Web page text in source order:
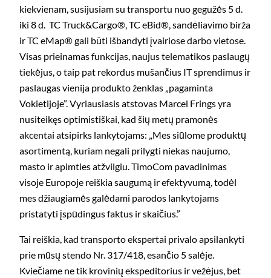
kiekvienam, susijusiam su transportu nuo gegužės 5 d.
iki 8 d. TC Truck&Cargo®, TC eBid®, sandėliavimo birža
ir TC eMap® gali būti išbandyti įvairiose darbo vietose.
Visas prieinamas funkcijas, naujus telematikos paslaugų
tiekėjus, o taip pat rekordus mušančius IT sprendimus ir
paslaugas vienija produkto ženklas „pagaminta
Vokietijoje”. Vyriausiasis atstovas Marcel Frings yra
nusiteikęs optimistiškai, kad šių metų pramonės
akcentai atsipirks lankytojams: „Mes siūlome produktų
asortimentą, kuriam negali prilygti niekas naujumo,
masto ir apimties atžvilgiu. TimoCom pavadinimas
visoje Europoje reiškia saugumą ir efektyvumą, todėl
mes džiaugiamės galėdami parodos lankytojams
pristatyti įspūdingus faktus ir skaičius.”
Tai reiškia, kad transporto ekspertai privalo apsilankyti
prie mūsų stendo Nr. 317/418, esančio 5 salėje.
Kviečiame ne tik krovinių ekspeditorius ir vežėjus, bet